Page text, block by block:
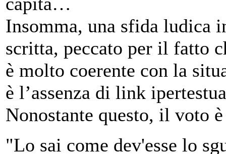
Insomma, una sfida ludica
scritta, peccato per il fatto
è molto coerente con la
è l’assenza di link
Nonostante questo, il voto
"Lo sai come dev'esse lo